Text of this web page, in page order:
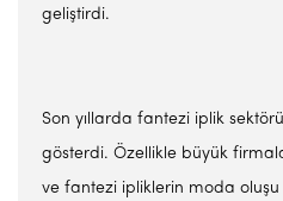
geliştirdi.
Son yıllarda fantezi iplik
gösterdi. Özellikle büyük
ve fantezi ipliklerin moda